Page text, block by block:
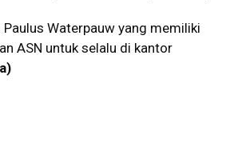
Waterpauw yang memiliki
ASN untuk selalu di kantor